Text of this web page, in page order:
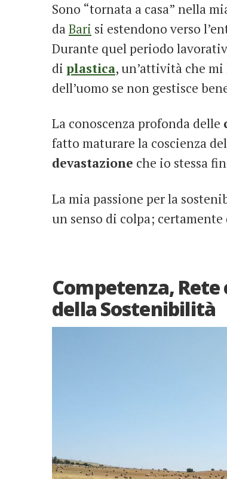
Sono “tornata a casa” nella
daBari si estendono verso
Durante quel periodo
di plastica, un’attività che
dell’uomo se non gestisce
La conoscenza profonda delle
fatto maturare la coscienza
devastazione che io stessa
La mia passione per la
un senso di colpa;
Competenza,
della Sostenibilità